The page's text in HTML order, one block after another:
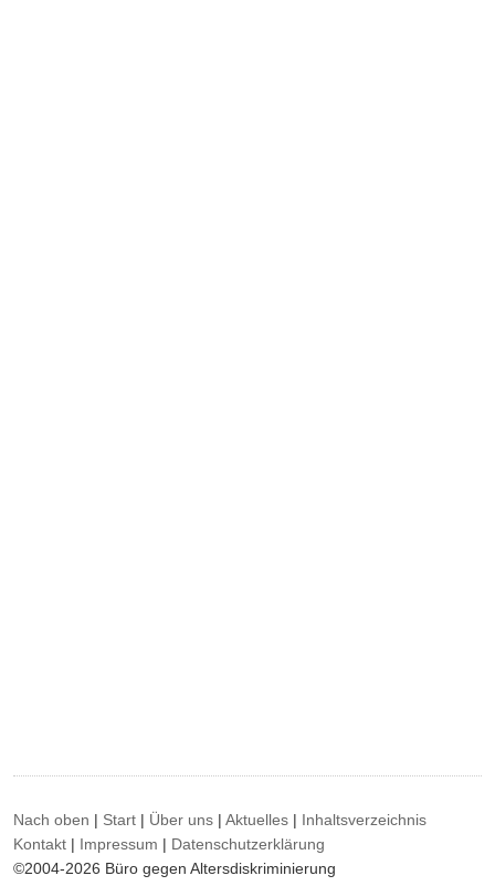
Nach oben | Start | Über uns |Aktuelles | Inhaltsverzeichnis
Kontakt | Impressum | Datenschutzerklärung
©2004-2026 Büro gegen Altersdiskriminierung